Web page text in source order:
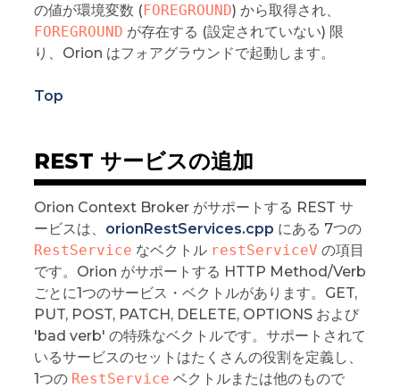
の値が環境変数 (FOREGROUND) から取得され、
FOREGROUND が存在する (設定されていない) 限
り、Orion はフォアグラウンドで起動します。
Top
REST サービスの追加
Orion Context Broker がサポートする REST サ
ービスは、 orionRestServices.cpp にある 7つの
RestService なベクトル restServiceV の項目
です。Orion がサポートする HTTP Method/Verb
ごとに1つのサービス・ベクトルがあります。GET,
PUT, POST, PATCH, DELETE, OPTIONS および
'bad verb' の特殊なベクトルです。サポートされて
いるサービスのセットはたくさんの役割を定義し、
1つの RestService ベクトルまたは他のもので